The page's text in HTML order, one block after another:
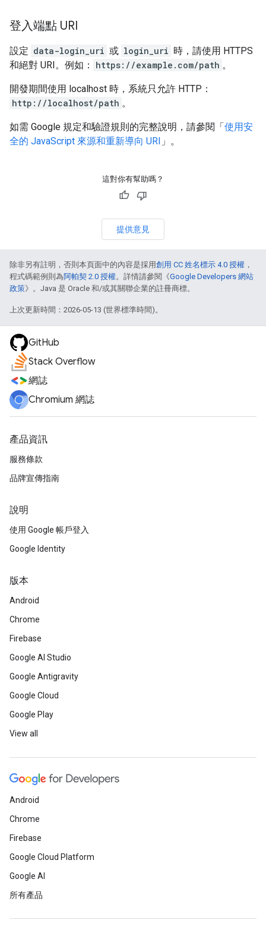
登入端點 URI
設定 data-login_uri 或 login_uri 時，請使用 HTTPS
和絕對 URI。例如：
https://example.com/path 。
開發期間使用 localhost 時，系統只允許 HTTP：
http://localhost/path 。
如需 Google 規定和驗證規則的完整說明，請參閱「使用安
全的 JavaScript 來源和重新導向 URI 」。
這對你有幫助嗎？
提供意見
除非另有註明，否則本頁面中的內容是採用創用 CC 姓名標示 4.0 授權 ，
程式碼範例則為阿帕契 2.0 授權。詳情請參閱《Google Developers 網站
政策》。Java 是 Oracle 和/或其關聯企業的註冊商標。
上次更新時間：2026-05-13 (世界標準時間)。
GitHub
Stack Overflow
網誌
Chromium 網誌
產品資訊
服務條款
品牌宣傳指南
說明
使用 Google 帳戶登入
Google Identity
版本
Android
Chrome
Firebase
Google AI Studio
Google Antigravity
Google Cloud
Google Play
View all
Android
Chrome
Firebase
Google Cloud Platform
Google AI
所有產品